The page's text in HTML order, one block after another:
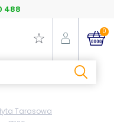
488
0
Tarasowa